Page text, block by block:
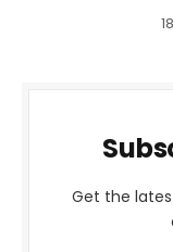
Get the